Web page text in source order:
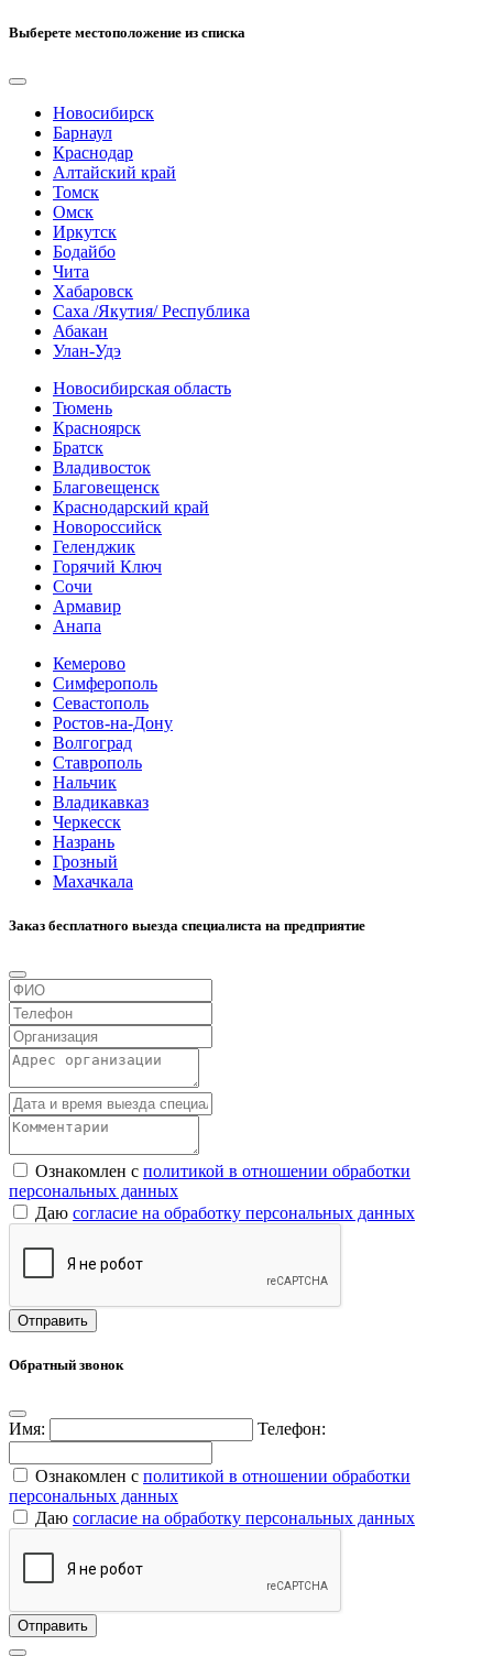
Выберете местоположение из списка
Новосибирск
Барнаул
Краснодар
Алтайский край
Томск
Омск
Иркутск
Бодайбо
Чита
Хабаровск
Саха /Якутия/ Республика
Абакан
Улан-Удэ
Новосибирская область
Тюмень
Красноярск
Братск
Владивосток
Благовещенск
Краснодарский край
Новороссийск
Геленджик
Горячий Ключ
Сочи
Армавир
Анапа
Кемерово
Симферополь
Севастополь
Ростов-на-Дону
Волгоград
Ставрополь
Нальчик
Владикавказ
Черкесск
Назрань
Грозный
Махачкала
Заказ бесплатного выезда специалиста на предприятие
Ознакомлен с политикой в отношении обработки
персональных данных
Даю согласие на обработку персональных данных
Обратный звонок
Имя: Телефон:
Ознакомлен с политикой в отношении обработки
персональных данных
Даю согласие на обработку персональных данных